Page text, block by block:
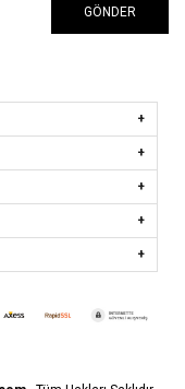
GÖNDER